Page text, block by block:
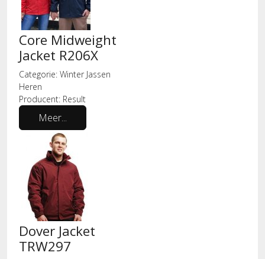
Core Midweight
Jacket R206X
Categorie: Winter Jassen
Heren
Producent: Result
Meer...
Dover Jacket
TRW297